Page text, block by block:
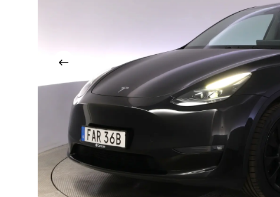
Visa föregående bild